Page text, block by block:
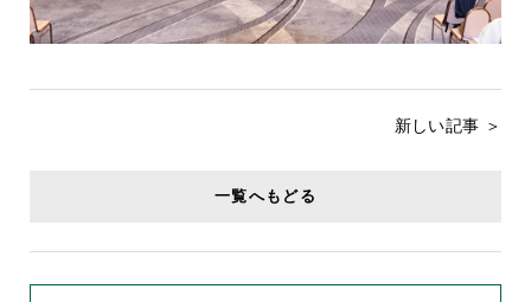
新しい記事 ＞
一覧へもどる